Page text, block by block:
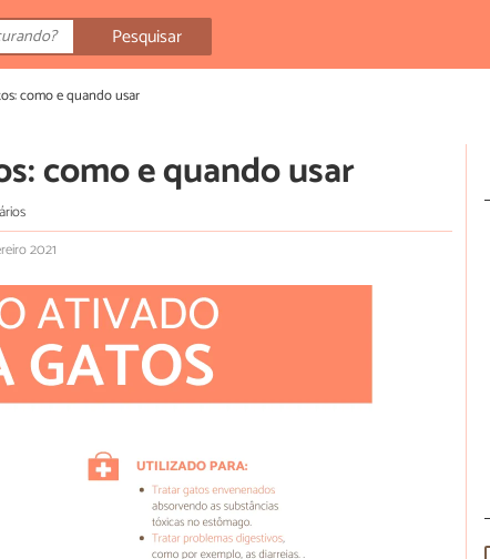
Pesquisar
como e quando usar
como e quando usar
2021